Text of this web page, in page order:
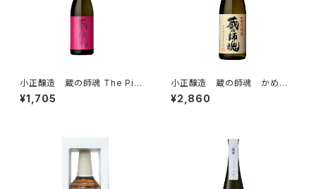
小正醸造 蔵の師魂 The Pink
720ml 芋焼酎 一升瓶
¥1,705
小正醸造 蔵の師魂 かめ壺
貯蔵 1800ml 芋焼酎 一升瓶
¥2,860